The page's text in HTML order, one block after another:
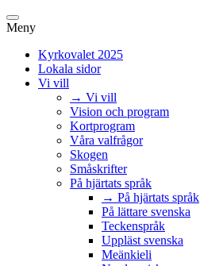
Meny
Kyrkovalet 2025
Lokala sidor
Vi vill
→ Vi vill
Vision och program
Kortprogram
Våra valfrågor
Skogen
Småskrifter
På hjärtats språk
→ På hjärtats språk
På lättare svenska
Teckenspråk
Uppläst svenska
Meänkieli